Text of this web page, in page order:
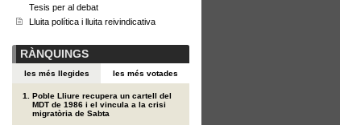
Tesis per al debat
Lluita política i lluita reivindicativa
RÀNQUINGS
les més llegides les més votades
Poble Lliure recupera un cartell del
MDT de 1986 i el vincula a la crisi
migratòria de Sabta